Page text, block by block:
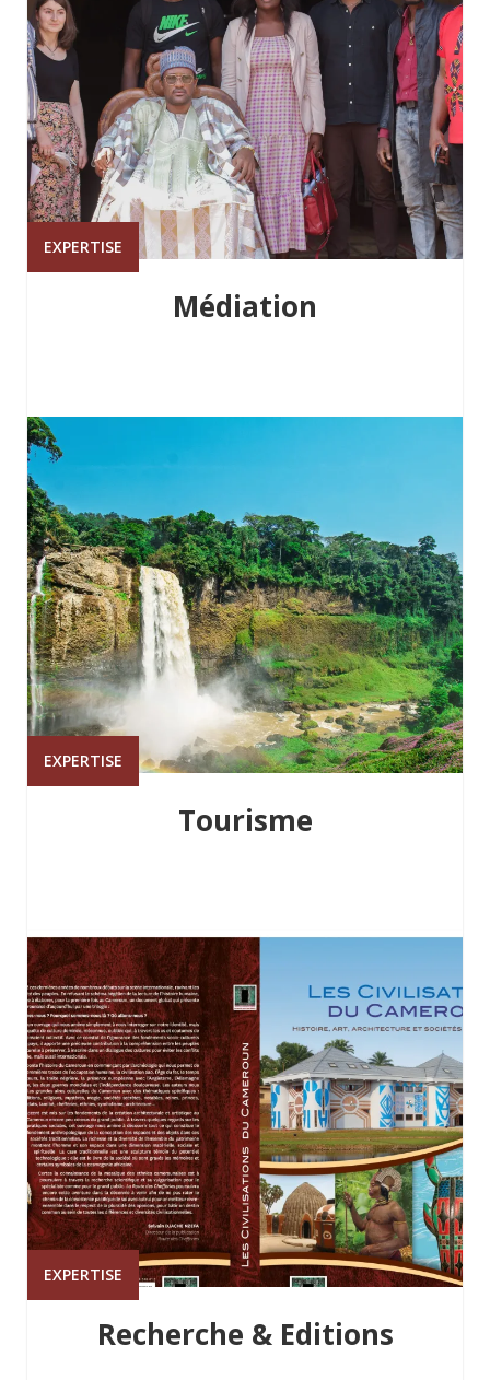
EXPERTISE
Médiation
EXPERTISE
Tourisme
EXPERTISE
Recherche & Editions